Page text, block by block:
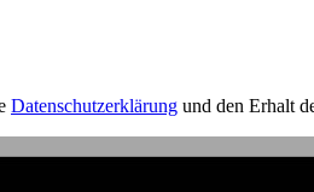
Datenschutzerklärung und den Erhalt